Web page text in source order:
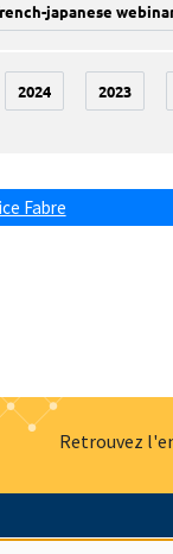
japanese
2024 2023
Fabre
Retrouvez
Hommage à